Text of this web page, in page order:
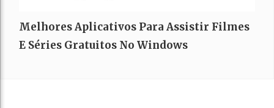
Melhores Aplicativos Para Assistir Filmes
E Séries Gratuitos No Windows